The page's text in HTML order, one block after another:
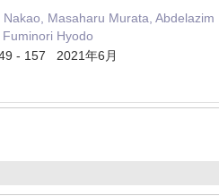
Masaharu Murata,
Hyodo
- 157 2021年6月